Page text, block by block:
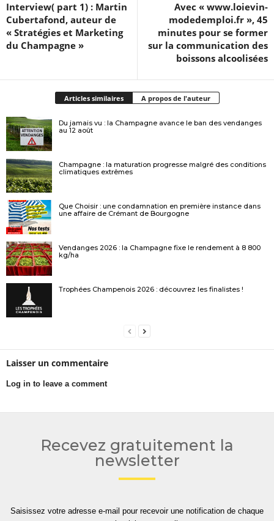
Interview( part 1) : Martin
Cubertafond, auteur de
« Stratégies et Marketing
du Champagne »
Avec « www.loievin-
modedemploi.fr », 45
minutes pour se former
sur la communication des
boissons alcoolisées
Articles similaires A propos de l'auteur
Du jamais vu : la Champagne avance le ban des vendanges
au 12 août
Champagne : la maturation progresse malgré des conditions
climatiques extrêmes
Que Choisir : une condamnation en première instance dans
une affaire de Crémant de Bourgogne
Vendanges 2026 : la Champagne fixe le rendement à 8 800
kg/ha
Trophées Champenois 2026 : découvrez les finalistes !
Laisser un commentaire
Log in to leave a comment
Recevez gratuitement la
newsletter
Saisissez votre adresse e-mail pour recevoir une notification de chaque